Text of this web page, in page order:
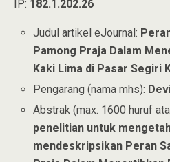
IP: 182.1.202.26
Judul artikel eJournal:
Pamong Praja Dalam
Kaki Lima di Pasar Segiri
Pengarang (nama mhs):
Abstrak (max. 1600 huruf
penelitian untuk
mendeskripsikan Peran